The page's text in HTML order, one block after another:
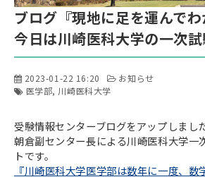
ブログ『現地に足を運んでわ
今日は川崎医科大学の一次
2023-01-22 16:20
お知らせ
医学部 川崎医科大学
受験情報センターブログをアップしました
朝倉副センター長による川崎医科大学一
トです。
『川崎医科大学医学部は数年に一度、数